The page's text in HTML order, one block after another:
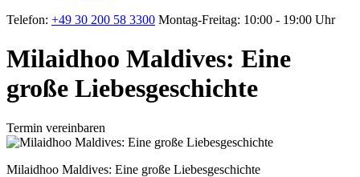
Telefon: +49 30 200 58 3300 Montag-Freitag: 10:00 - 19:00 Uhr
Milaidhoo Maldives: Eine
große Liebesgeschichte
Termin vereinbaren
Milaidhoo Maldives: Eine große Liebesgeschichte